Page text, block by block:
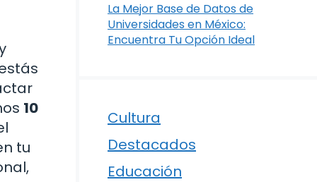
10
tu
La Mejor Base de Datos de
Universidades en México:
Encuentra Tu Opción Ideal
Cultura
Destacados
Educación